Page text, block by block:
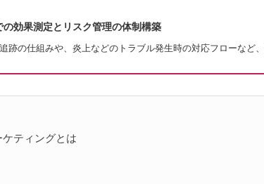
効果測定とリスク管理の体制構築
跡の仕組みや、炎上などのトラブル発生時の対応フローなど
ティングとは